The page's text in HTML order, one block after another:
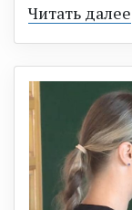
Читать далее